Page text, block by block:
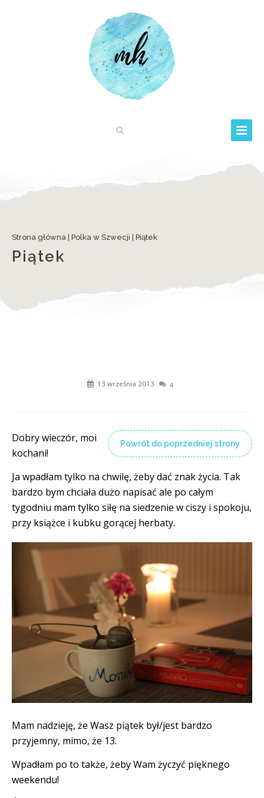
Strona główna Polka w Szwecji Piątek
Piątek
13 września 2013 4
Powrót do poprzedniej strony
Dobry wieczór, moi
kochani!
Ja wpadłam tylko na chwilę, żeby dać znak życia. Tak
bardzo bym chciała dużo napisać ale po całym
tygodniu mam tylko siłę na siedzenie w ciszy i spokoju,
przy książce i kubku gorącej herbaty.
Mam nadzieję, że Wasz piątek był/jest bardzo
przyjemny, mimo, że 13.
Wpadłam po to także, żeby Wam życzyć pięknego
weekendu!